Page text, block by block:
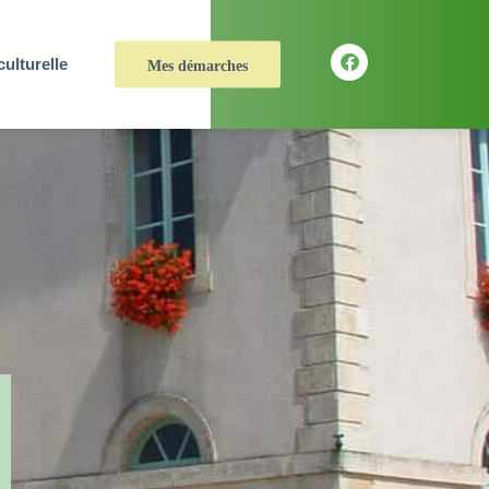
Mes démarches